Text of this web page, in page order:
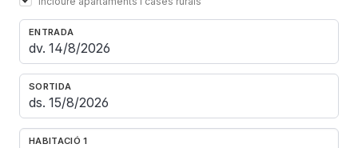
ENTRADA
SORTIDA
HABITACIÓ 1